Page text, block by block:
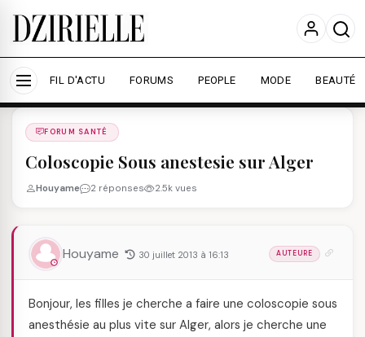
Nous utilisons des cookies pour améliorer votre
expérience et mesurer l'audience.
En savoir plus
Accepter tout Personnaliser
FIL D'ACTU FORUMS PEOPLE MODE BEAUTÉ
Forums
FORUM SANTÉ
Coloscopie Sous anestesie sur Alger
Houyame 2 réponses 2.5k vues
Houyame 30 juillet 2013 à 16:13 AUTEURE
Bonjour, les filles je cherche a faire une coloscopie sous
anesthésie au plus vite sur Alger, alors je cherche une